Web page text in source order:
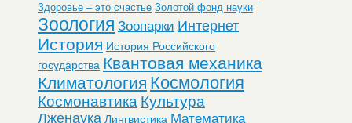
Здоровье – это счастье Золотой фонд науки
Зоология Зоопарки Интернет
История История Российского
государства Квантовая механика
Климатология Космология
Космонавтика Культура
Лженаука Лингвистика Математика